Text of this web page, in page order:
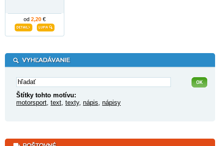
od 2,20 €
Štítky tohto motívu:
motorsport text texty, nápis nápisy